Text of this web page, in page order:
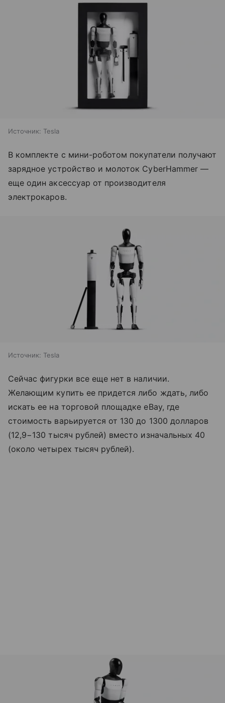
Источник: Tesla
В комплекте с мини-роботом покупатели получают
зарядное устройство и молоток CyberHammer —
еще один аксессуар от производителя
электрокаров.
Источник: Tesla
Сейчас фигурки все еще нет в наличии.
Желающим купить ее придется либо ждать, либо
искать ее на торговой площадке eBay, где
стоимость варьируется от 130 до 1300 долларов
(12,9−130 тысяч рублей) вместо изначальных 40
(около четырех тысяч рублей).